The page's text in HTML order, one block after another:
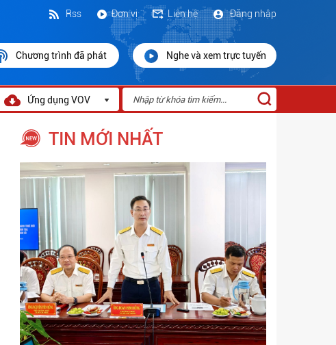
Đăng nhập
Liên hệ
Đơn vị
Rss
Chương trình đã phát Nghe và xem trực tuyến
Ứng dụng VOV
TIN MỚI NHẤT